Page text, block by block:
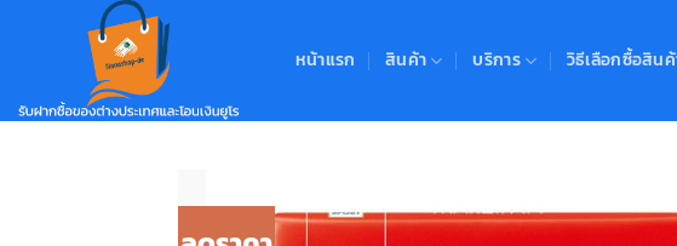
หน้าแรก สินค้า บริการ วิธีเลือกซื้อสิน